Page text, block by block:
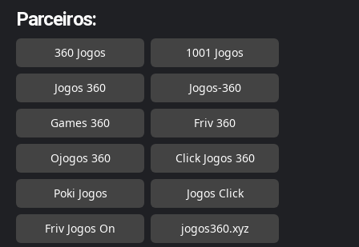
Parceiros:
360 Jogos 1001 Jogos
Jogos 360 Jogos-360
Games 360 Friv 360
Ojogos 360 Click Jogos 360
Poki Jogos Jogos Click
Friv Jogos On jogos360.xyz